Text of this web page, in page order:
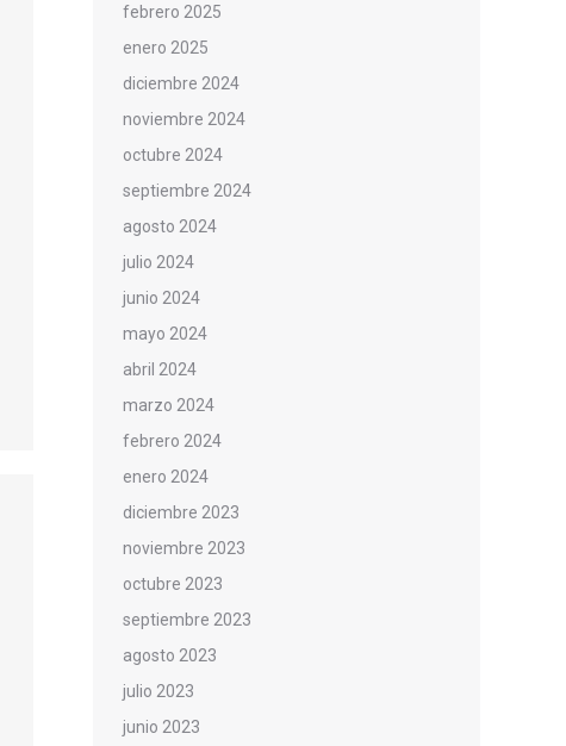
febrero 2025
enero 2025
diciembre 2024
noviembre 2024
octubre 2024
septiembre 2024
agosto 2024
julio 2024
junio 2024
mayo 2024
abril 2024
marzo 2024
febrero 2024
enero 2024
diciembre 2023
noviembre 2023
octubre 2023
septiembre 2023
agosto 2023
julio 2023
junio 2023